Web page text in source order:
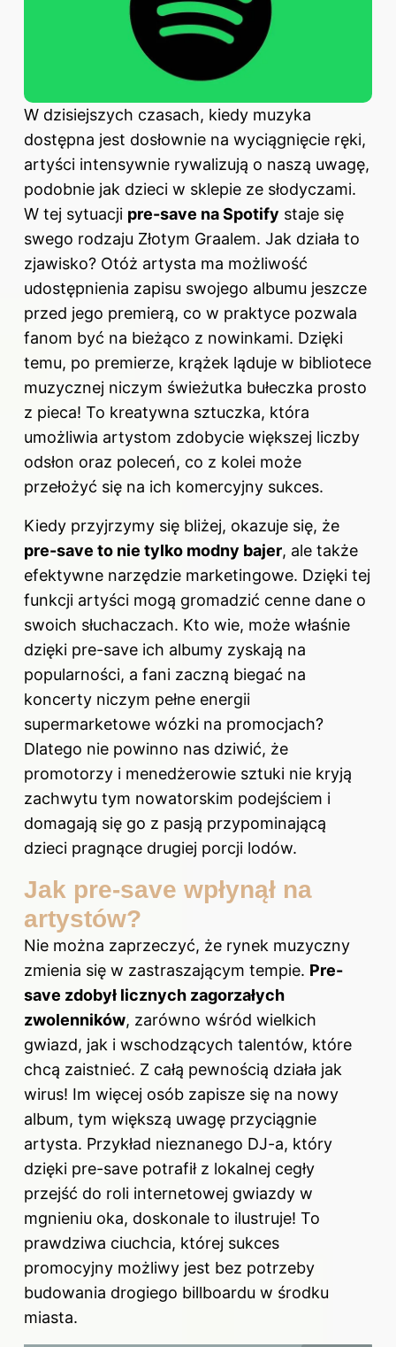
W dzisiejszych czasach, kiedy muzyka
dostępna jest dosłownie na wyciągnięcie ręki,
artyści intensywnie rywalizują o naszą uwagę,
podobnie jak dzieci w sklepie ze słodyczami.
W tej sytuacji pre-save na Spotify staje się
swego rodzaju Złotym Graalem. Jak działa to
zjawisko? Otóż artysta ma możliwość
udostępnienia zapisu swojego albumu jeszcze
przed jego premierą, co w praktyce pozwala
fanom być na bieżąco z nowinkami. Dzięki
temu, po premierze, krążek ląduje w bibliotece
muzycznej niczym świeżutka bułeczka prosto
z pieca! To kreatywna sztuczka, która
umożliwia artystom zdobycie większej liczby
odsłon oraz poleceń, co z kolei może
przełożyć się na ich komercyjny sukces.
Kiedy przyjrzymy się bliżej, okazuje się, że
pre-save to nie tylko modny bajer, ale także
efektywne narzędzie marketingowe. Dzięki tej
funkcji artyści mogą gromadzić cenne dane o
swoich słuchaczach. Kto wie, może właśnie
dzięki pre-save ich albumy zyskają na
popularności, a fani zaczną biegać na
koncerty niczym pełne energii
supermarketowe wózki na promocjach?
Dlatego nie powinno nas dziwić, że
promotorzy i menedżerowie sztuki nie kryją
zachwytu tym nowatorskim podejściem i
domagają się go z pasją przypominającą
dzieci pragnące drugiej porcji lodów.
Jak pre-save wpłynął na
artystów?
Nie można zaprzeczyć, że rynek muzyczny
zmienia się w zastraszającym tempie. Pre-
save zdobył licznych zagorzałych
zwolenników, zarówno wśród wielkich
gwiazd, jak i wschodzących talentów, które
chcą zaistnieć. Z całą pewnością działa jak
wirus! Im więcej osób zapisze się na nowy
album, tym większą uwagę przyciągnie
artysta. Przykład nieznanego DJ-a, który
dzięki pre-save potrafił z lokalnej cegły
przejść do roli internetowej gwiazdy w
mgnieniu oka, doskonale to ilustruje! To
prawdziwa ciuchcia, której sukces
promocyjny możliwy jest bez potrzeby
budowania drogiego billboardu w środku
miasta.